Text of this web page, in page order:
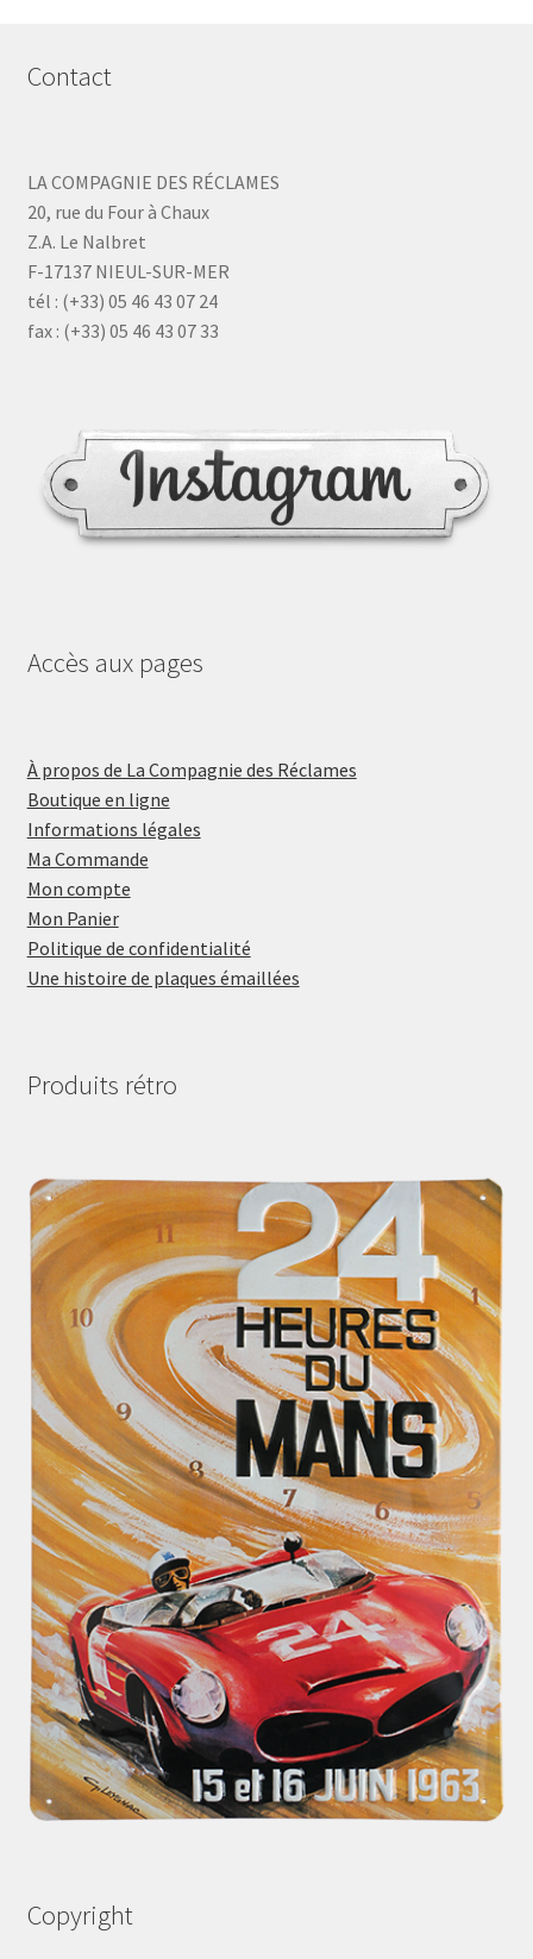
Contact
LA COMPAGNIE DES RÉCLAMES
20, rue du Four à Chaux
Z.A. Le Nalbret
F-17137 NIEUL-SUR-MER
tél : (+33) 05 46 43 07 24
fax : (+33) 05 46 43 07 33
Accès aux pages
À propos de La Compagnie des Réclames
Boutique en ligne
Informations légales
Ma Commande
Mon compte
Mon Panier
Politique de confidentialité
Une histoire de plaques émaillées
Produits rétro
Copyright